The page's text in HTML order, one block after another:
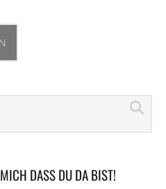
DASS DU DA BIST!